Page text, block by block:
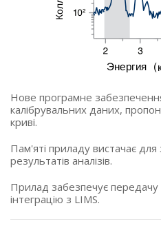
Нове програмне
калібрувальних даних,
криві.
Пам'яті приладу вистачає для
результатів аналізів.
Прилад забезпечує
інтеграцію з LIMS.